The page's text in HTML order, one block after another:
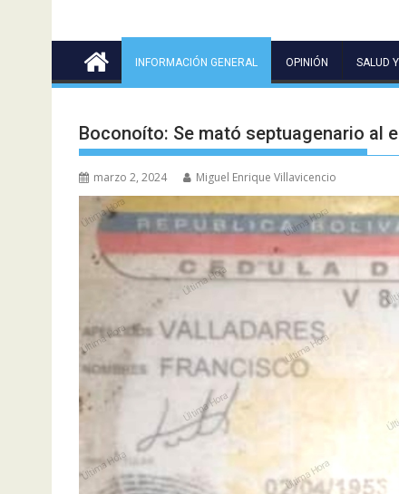
INFORMACIÓN GENERAL OPINIÓN SALUD
Boconoíto: Se mató septuagenario al
marzo 2, 2024 Miguel Enrique Villavicencio